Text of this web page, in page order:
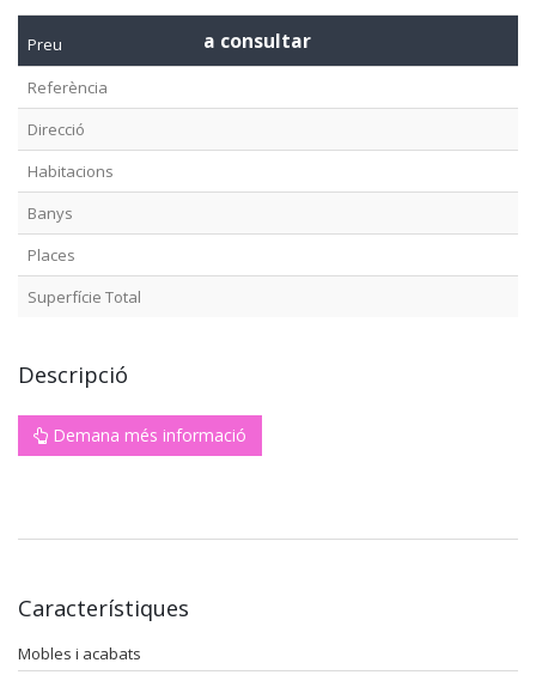
Preu a consultar
Referència
Direcció
Habitacions
Banys
Places
Superfície Total
Descripció
Demana més informació
Característiques
Mobles i acabats